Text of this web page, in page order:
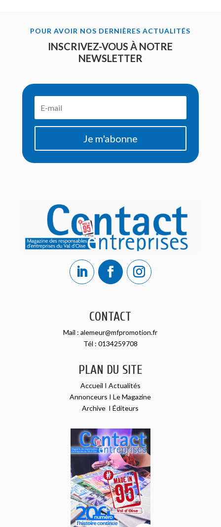
POUR AVOIR NOS DERNIÈRES ACTUALITÉS
INSCRIVEZ-VOUS À NOTRE
NEWSLETTER
Je m'abonne
CONTACT
Mail :alemeur@mfpromotion.fr
Tél : 0134259708
PLAN DU SITE
Accueil I Actualités
Annonceurs ILe Magazine
Archive IÉditeurs